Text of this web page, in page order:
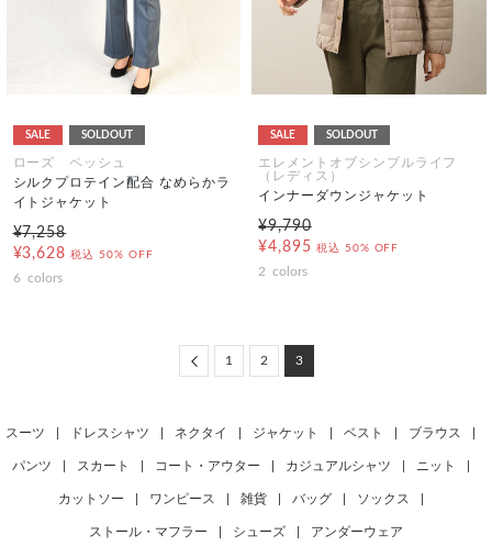
SALE SOLDOUT
ローズ ペッシュ
シルクプロテイン配合 なめらかラ
イトジャケット
¥7,258
¥3,628 税込 50% OFF
6 colors
SALE SOLDOUT
エレメントオブシンプルライフ
（レディス）
インナーダウンジャケット
¥9,790
¥4,895 税込 50% OFF
2 colors
Previous
1 2 3
スーツ ドレスシャツ ネクタイ ジャケット ベスト ブラウス
パンツ スカート コート・アウター カジュアルシャツ ニット
カットソー ワンピース 雑貨 バッグ ソックス
ストール・マフラー シューズ アンダーウェア